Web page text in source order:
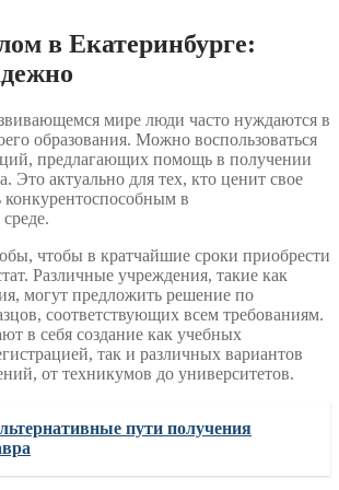
в Екатеринбурге:
мире люди часто нуждаются в
образования. Можно воспользоваться
предлагающих помощь в получении
Это актуально для тех, кто ценит свое
конкурентоспособным в
чтобы в кратчайшие сроки приобрести
Различные учреждения, такие как
могут предложить решение по
соответствующих всем требованиям.
в себя создание как учебных
так и различных вариантов
от техникумов до университетов.
пути получения